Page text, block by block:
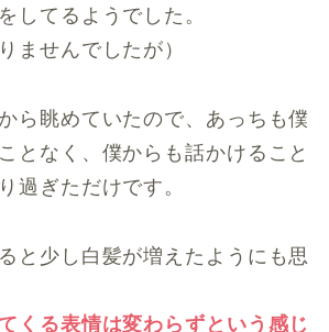
してるようでした。
ませんでしたが）
ら眺めていたので、あっちも僕
となく、僕からも話かけること
過ぎただけです。
と少し白髪が増えたようにも思
くる表情は変わらずという感じ